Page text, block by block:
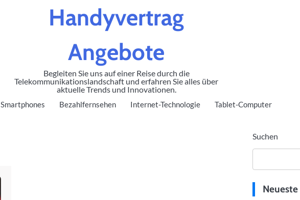
Handyvertrag
Angebote
Begleiten Sie uns auf einer Reise durch die
Telekommunikationslandschaft und erfahren Sie alles über
aktuelle Trends und Innovationen.
Smartphones Bezahlfernsehen Internet-Technologie Tablet-Computer
Suchen